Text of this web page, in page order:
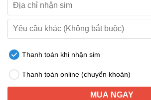
Thanh toán khi nhận sim
Thanh toán online (chuyển khoản)
MUA NGAY